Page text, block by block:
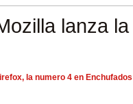
lanza
la numero 4 en Enchufados